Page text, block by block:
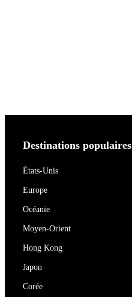
Destinations populaires
États-Unis
Europe
Océanie
Moyen-Orient
Hong Kong
Japon
Corée